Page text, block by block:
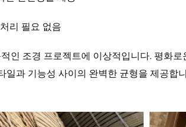
리 필요 없음
인 조경 프로젝트에 이상적입니다. 평화
일과 기능성 사이의 완벽한 균형을 제공합